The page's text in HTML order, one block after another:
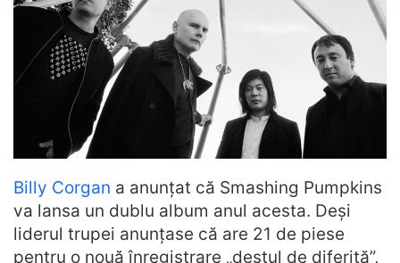
Billy Corgan a anunțat că Smashing Pumpkins
va lansa un dublu album anul acesta. Deși
liderul trupei anunțase că are 21 de piese
pentru o nouă înregistrare „destul de diferită”,